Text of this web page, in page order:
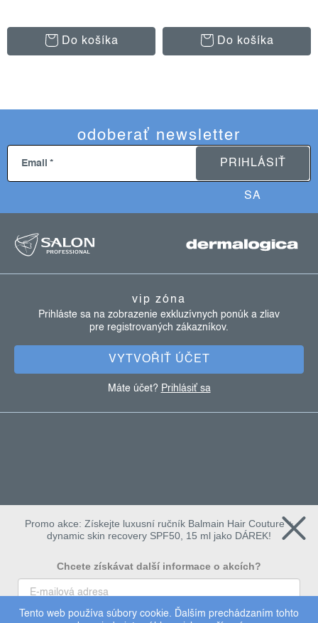
Tento web používa súbory cookie. Ďalším prechádzaním tohto
Do košíka Do košíka
odoberať newsletter
Email PRIHLÁSIŤ
SA
vip zóna
Prihláste sa na zobrazenie exkluzívnych ponúk a zliav
pre registrovaných zákazníkov.
VYTVOŘIŤ ÚČET
Máte účet? Prihlásiť sa
Promo akce: Získejte luxusní ručník Balmain Hair Couture +
dynamic skin recovery SPF50, 15 ml jako DÁREK!
Chcete získávat další informace o akcích?